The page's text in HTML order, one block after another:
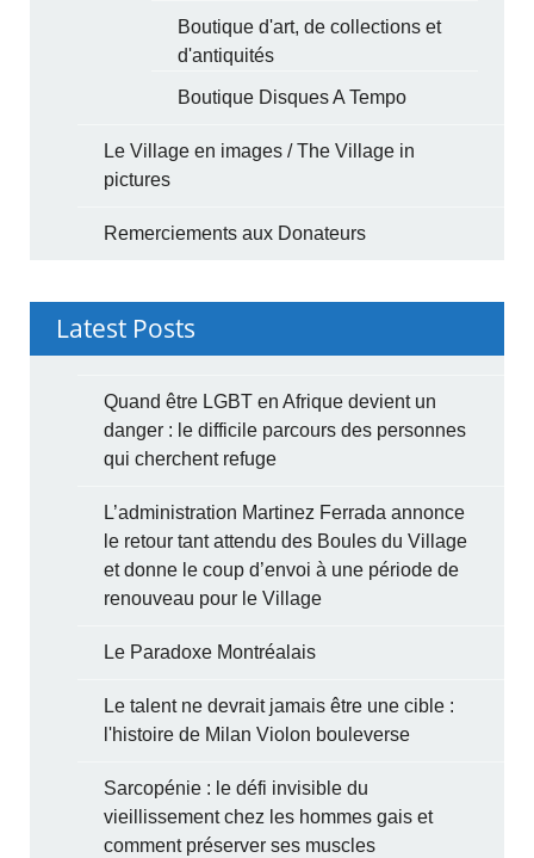
Boutique d'art, de collections et
d'antiquités
Boutique Disques A Tempo
Le Village en images / The Village in
pictures
Remerciements aux Donateurs
Latest Posts
Quand être LGBT en Afrique devient un
danger : le difficile parcours des personnes
qui cherchent refuge
L’administration Martinez Ferrada annonce
le retour tant attendu des Boules du Village
et donne le coup d’envoi à une période de
renouveau pour le Village
Le Paradoxe Montréalais
Le talent ne devrait jamais être une cible :
l'histoire de Milan Violon bouleverse
Sarcopénie : le défi invisible du
vieillissement chez les hommes gais et
comment préserver ses muscles